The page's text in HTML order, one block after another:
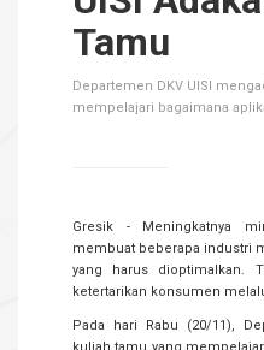
Tamu
Departemen DKV UISI
mempelajari bagaimana
Gresik - Meningkatnya
membuat beberapa industri
yang harus dioptimalkan.
ketertarikan konsumen
Pada hari Rabu (20/11),
kuliah tamu yang